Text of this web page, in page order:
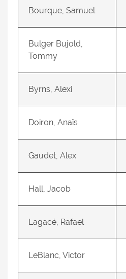
Bourque, Samuel
Bulger Bujold,
Tommy
Byrns, Alexi
Doiron, Anaïs
Gaudet, Alex
Hall, Jacob
Lagacé, Rafael
LeBlanc, Victor